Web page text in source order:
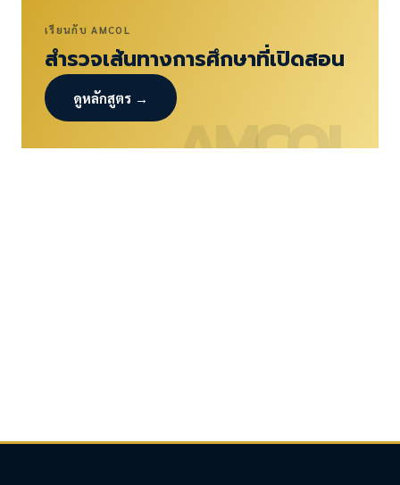
เรียนกับ AMCOL
สำรวจเส้นทางการศึกษาที่เปิดสอน
ดูหลักสูตร →